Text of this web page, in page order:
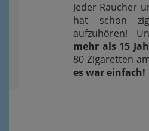
Jeder Raucher
hat schon
aufzuhören!
mehr als 15
80 Zigaretten
es war einfach!